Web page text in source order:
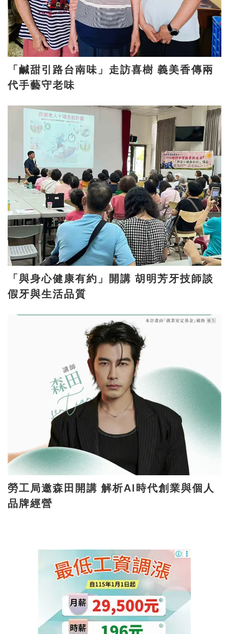
「鹹甜引路台南味」走訪喜樹 義美香傳兩
代手藝守老味
「與身心健康有約」開講 胡明芳牙技師談
假牙與生活品質
勞工局邀森田開講 解析AI時代創業與個人
品牌經營